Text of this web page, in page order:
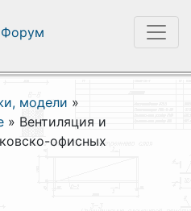
Форум
модели »
» Вентиляция и
офисных